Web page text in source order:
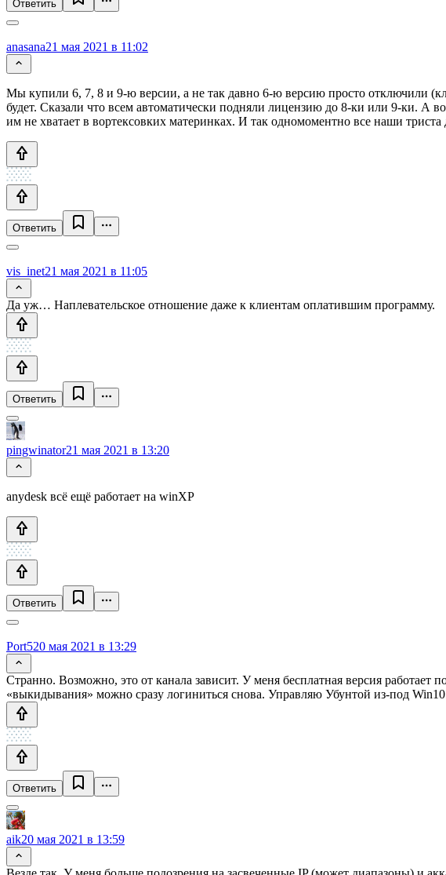
Ответить
anasana21 мая 2021 в 11:02
Мы купили 6, 7, 8 и 9-ю версии, а не так давно 6-ю версию просто отключили
будет. Сказали что всем автоматически подняли лицензию до 8-ки или 9-ки. А
им не хватает в вортексовких материнках. И так одномоментно все наши
Ответить
vis_inet21 мая 2021 в 11:05
Да уж… Наплевательское отношение даже к клиентам оплатившим программу.
Ответить
pingwinator21 мая 2021 в 13:20
anydesk всё ещё работает на winXP
Ответить
Port520 мая 2021 в 13:29
Странно. Возможно, это от канала зависит. У меня бесплатная версия
«выкидывания» можно сразу логиниться снова. Управляю Убунтой из-под
Ответить
aik20 мая 2021 в 13:59